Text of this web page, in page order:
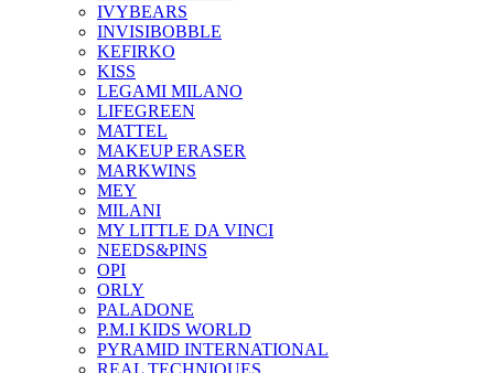
IVYBEARS
INVISIBOBBLE
KEFIRKO
KISS
LEGAMI MILANO
LIFEGREEN
MATTEL
MAKEUP ERASER
MARKWINS
MEY
MILANI
MY LITTLE DA VINCI
NEEDS&PINS
OPI
ORLY
PALADONE
P.M.I KIDS WORLD
PYRAMID INTERNATIONAL